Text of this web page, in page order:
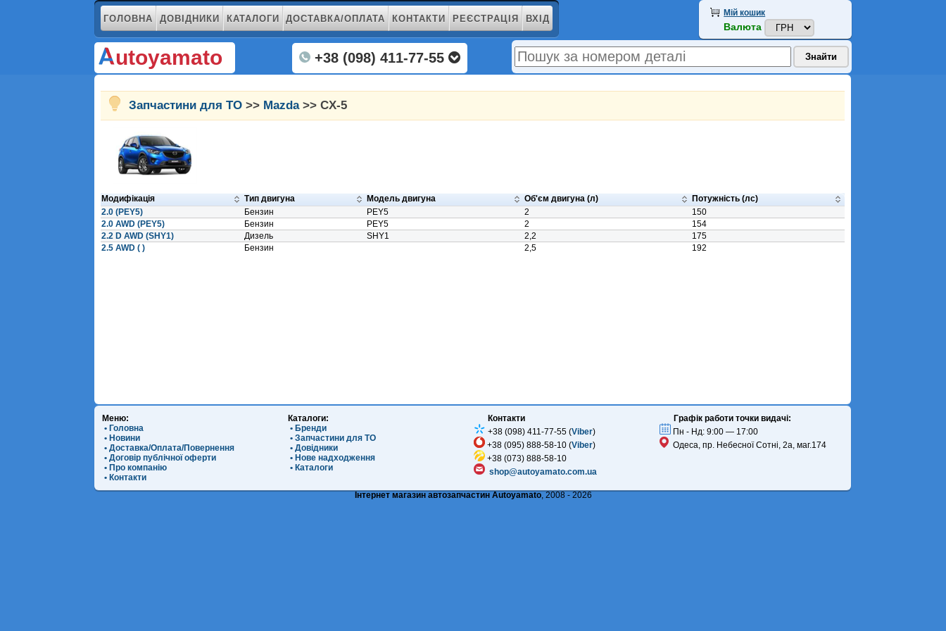
ГОЛОВНА ДОВІДНИКИ КАТАЛОГИ ДОСТАВКА/ОПЛАТА КОНТАКТИ РЕЄСТРАЦІЯ ВХІД
utoyamato +38 (098) 411-77-55
Мій кошик
Валюта
Запчастини для ТО >> Mazda>> CX-5
Модифікація Тип двигуна Модель двигуна Об'єм двигуна (л)
Потужність (лс)
2.0 (PEY5)
Бензин PEY5 2
150
2.0 AWD (PEY5)
Бензин PEY5 2
154
2.2 D AWD (SHY1)
Дизель SHY1 2,2
175
2.5 AWD ( )
Бензин 2,5 192
Меню:
• Головна
• Новини
• Доставка/Оплата/Повернення
• Договір публічної оферти
• Про компанію
• Контакти
Каталоги:
• Бренди
• Запчастини для ТО
• Довідники
• Нове надходження
• Каталоги
Контакти
+38 (098) 411-77-55 (Viber)
+38 (095) 888-58-10 (Viber)
+38 (073) 888-58-10
shop@autoyamato.com.ua
Графік работи точки видачі:
Пн - Нд: 9:00 — 17:00
Одеса, пр. Небесної Сотні, 2а, маг.174
Інтернет магазин автозапчастин Autoyamato, 2008 - 2026